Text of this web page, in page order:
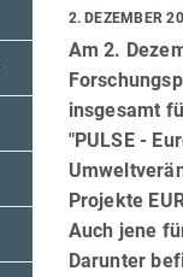
2. DEZEMBER
Am 2.
insgesamt
"PULSE -
Projekte
Auch jene
Darunter